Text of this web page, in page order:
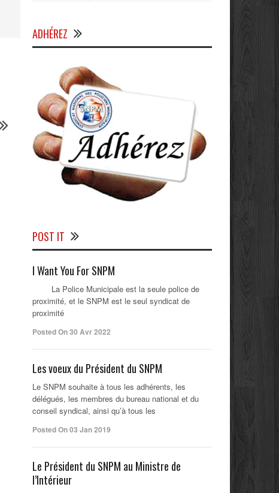
ADHÉREZ
POST IT
I Want You For SNPM
La Police Municipale est la seule police de
proximité, et le SNPM est le seul syndicat de
proximité
Posted On 30 Avr 2022
Les voeux du Président du SNPM
Le SNPM souhaite à tous les adhérents, les
délégués, les membres du bureau national et du
conseil syndical, ainsi qu’à tous les
Posted On 03 Jan 2019
Le Président du SNPM au Ministre de
l’Intérieur